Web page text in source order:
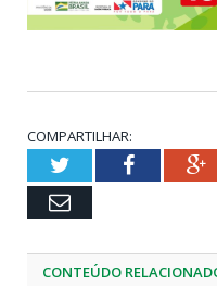
COMPARTILHAR:
TwitterFacebook
Email
CONTEÚDO